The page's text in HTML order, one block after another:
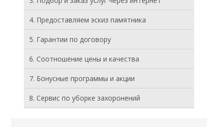
4. Предоставляем эскиз памятника
5. Гарантии по договору
6. Соотношение цены и качества
7. Бонусные программы и акции
8. Cервис по уборке захоронений